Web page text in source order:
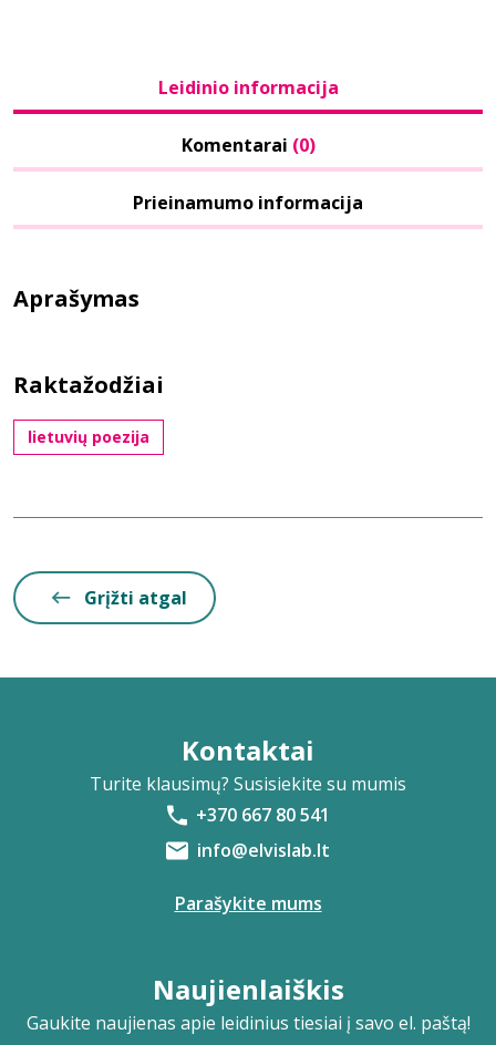
Leidinio informacija
Komentarai (0)
Prieinamumo informacija
Aprašymas
Raktažodžiai
lietuvių poezija
Grįžti atgal
Kontaktai
Turite klausimų? Susisiekite su mumis
+370 667 80 541
info@elvislab.lt
Parašykite mums
Naujienlaiškis
Gaukite naujienas apie leidinius tiesiai į savo el. paštą!